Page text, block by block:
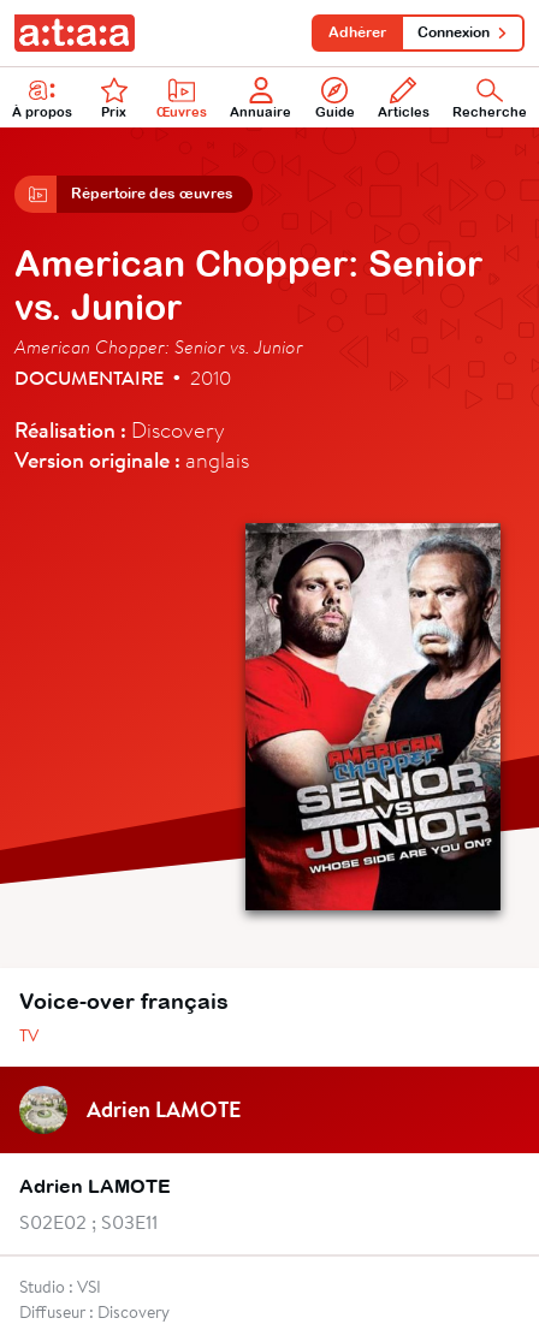
À propos Prix Œuvres Annuaire Guide Articles Recherche
Adhérer Connexion
Répertoire des œuvres
American Chopper: Senior
vs. Junior
American Chopper: Senior vs. Junior
DOCUMENTAIRE • 2010
Réalisation : Discovery
Version originale : anglais
Voice-over français
TV
Adrien LAMOTE
Adrien LAMOTE
S02E02 ; S03E11
Studio : VSI
Diffuseur : Discovery